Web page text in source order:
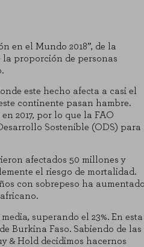
en el Mundo 2018”, de la
proporción de personas
este hecho afecta a casi el
continente pasan hambre.
2017, por lo que la FAO
Sostenible (ODS) para
afectados 50 millones y
el riesgo de mortalidad.
con sobrepeso ha aumentado
superando el 23%. En esta
Burkina Faso. Sabiendo de las
& Hold decidimos hacernos